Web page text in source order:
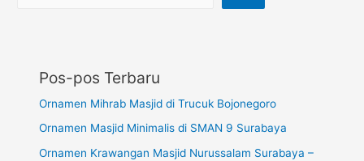
Pos-pos Terbaru
Ornamen Mihrab Masjid di Trucuk Bojonegoro
Ornamen Masjid Minimalis di SMAN 9 Surabaya
Ornamen Krawangan Masjid Nurussalam Surabaya –